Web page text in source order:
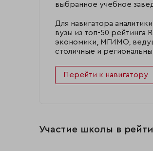
выбранное учебное
Для навигатора
вузы из топ-50
экономики, МГИМО,
столичные и
Перейти к навигатору
Участие школы в